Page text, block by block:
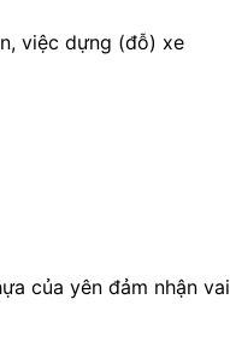
việc dựng (đỗ) xe
của yên đảm nhận vai